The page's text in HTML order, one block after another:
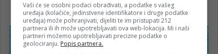
Vaši će se osobni podaci obrađivati, a podatke s vašeg
uređaja (kolačiće, jedinstvene identifikatore i druge podatke
uređaja) može pohranjivati, dijeliti te im pristupati 212
partnera ili ih može upotrebljavati ova web-lokacija. Mi i naši
partneri možemo upotrebljavati precizne podatke o
geolociranju. Popis partnera.